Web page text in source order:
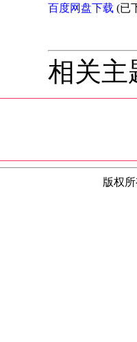
百度网盘下载 (已
相关主
版权